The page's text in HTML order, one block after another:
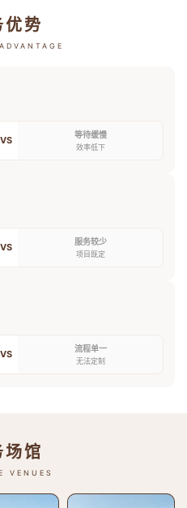
优势
VS 等待缓慢
效率低下
VS 服务较少
项目既定
VS 流程单一
无法定制
场馆
VENUES